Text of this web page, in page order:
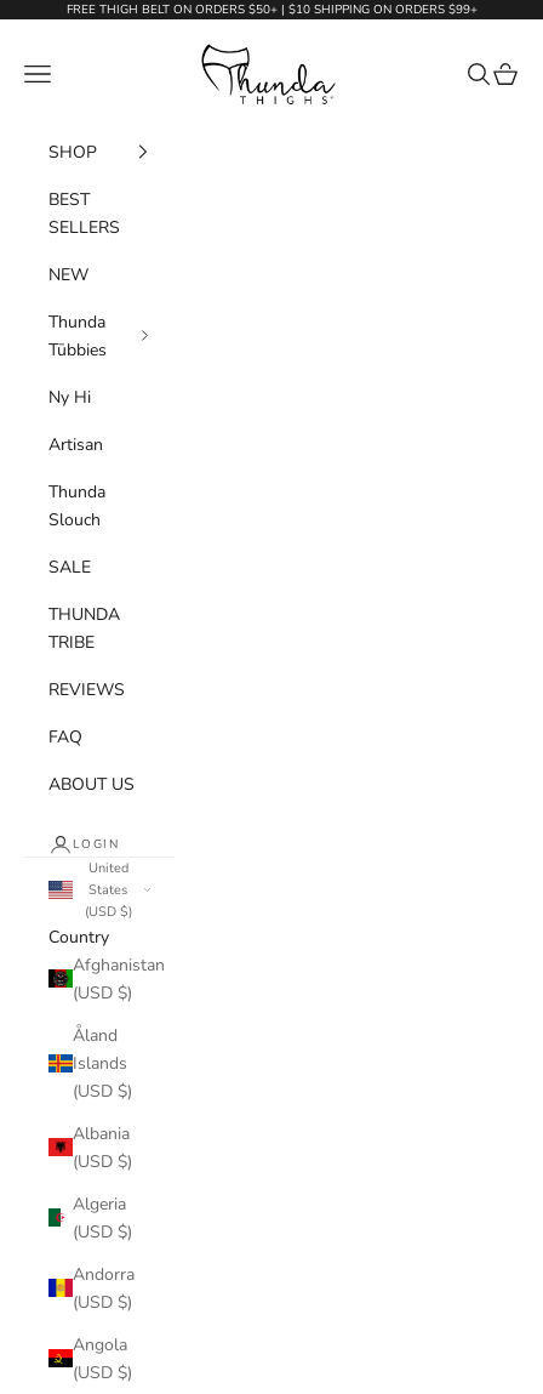
Skip to contentFREE THIGH BELT ON ORDERS $50+ | $10 SHIPPING ON ORDERS $99+
Thunda Thighs
Navigation menu
Search
Cart
SHOP
BEST
SELLERS
NEW
Thunda
Tūbbies
Ny Hi
Artisan
Thunda
Slouch
SALE
THUNDA
TRIBE
REVIEWS
FAQ
ABOUT US
LOGIN
United
States
(USD $)
Country
Afghanistan
(USD $)
Åland
Islands
(USD $)
Albania
(USD $)
Algeria
(USD $)
Andorra
(USD $)
Angola
(USD $)